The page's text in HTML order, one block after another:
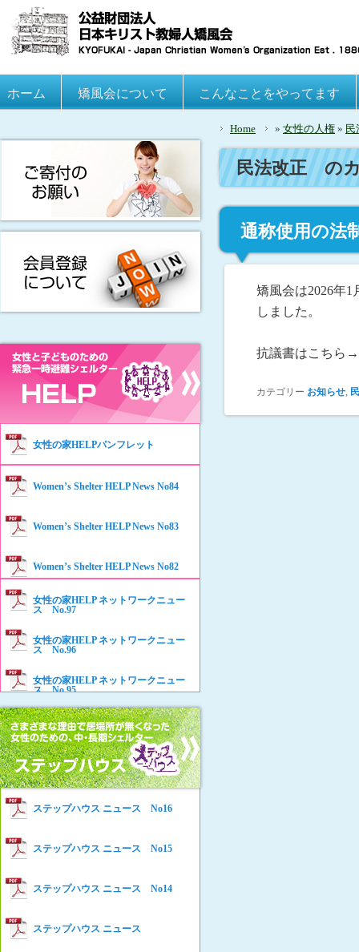
Skip to primary content
Skip to secondary content
ホーム 矯風会について こんなことをやってます
Home » 女性の人権 » 民
民法改正のカ
通称使用の法
矯風会は2026年
しました。
抗議書はこちら→
カテゴリー お知らせ,
女性の家HELPパンフレット
Women’s Shelter HELP News No84
Women’s Shelter HELP News No83
Women’s Shelter HELP News No82
Women’s Shelter HELP News No81
Women’s Shelter HELP News No80
Women’s Shelter HELP News No79
Women’s Shelter HELP News No78
Women’s Shelter HELP News No76
Women’s Shelter HELP News No75
Women’s Shelter HELP News
女性の家HELP ネットワークニュー
ス No.97
女性の家HELP ネットワークニュー
ス No.96
女性の家HELP ネットワークニュー
ス No.95
女性の家HELP ネットワークニュー
ス No.94
女性の家HELP ネットワークニュー
ス No.93
女性の家HELP ネットワークニュー
ス No.92
女性の家HELP ネットワークニュー
ス No.91
女性の家HELP ネットワークニュー
ス No.90
女性の家HELP ネットワークニュー
ス No.89
ステップハウス ニュース No16
ステップハウス ニュース No15
ステップハウス ニュース No14
ステップハウス ニュース